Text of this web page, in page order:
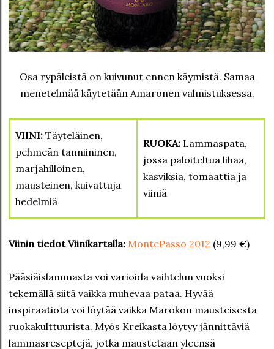
Osa rypäleistä on kuivunut ennen käymistä. Samaa
menetelmää käytetään Amaronen valmistuksessa.
VIINI: Täyteläinen,
pehmeän tanniininen,
marjahilloinen,
mausteinen, kuivattuja
hedelmiä
RUOKA: Lammaspata,
jossa paloiteltua lihaa,
kasviksia, tomaattia ja
viiniä
Viinin tiedot Viinikartalla: MontePasso 2012 (9,99 €)
Pääsiäislammasta voi varioida vaihtelun vuoksi
tekemällä siitä vaikka muhevaa pataa. Hyvää
inspiraatiota voi löytää vaikka Marokon mausteisesta
ruokakulttuurista. Myös Kreikasta löytyy jännittäviä
lammasreseptejä, jotka maustetaan yleensä